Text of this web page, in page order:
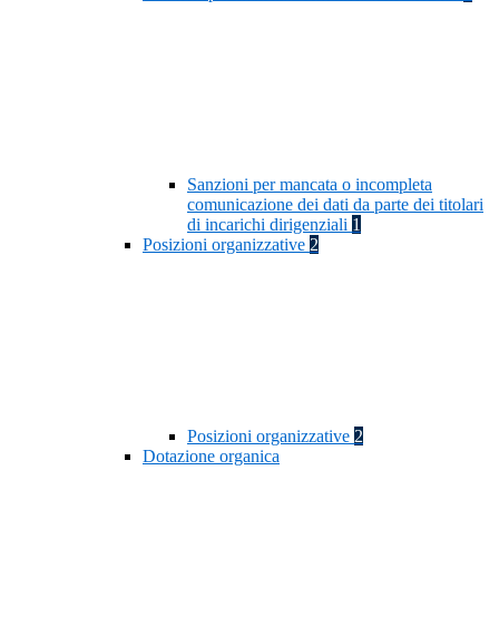
Sanzioni per mancata o incompleta
comunicazione dei dati da parte dei titolari
di incarichi dirigenziali 1
Posizioni organizzative 2
Posizioni organizzative 2
Dotazione organica